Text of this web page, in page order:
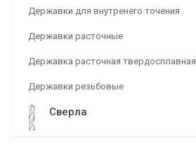
Державки для внутренего точения
Державки расточные
Державка расточная твердосплавная
Державки резьбовые
Сверла